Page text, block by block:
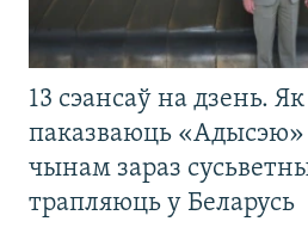
13 сэансаў на дзень.
паказваюць «Адысэю»
чынам зараз
трапляюць у Беларусь